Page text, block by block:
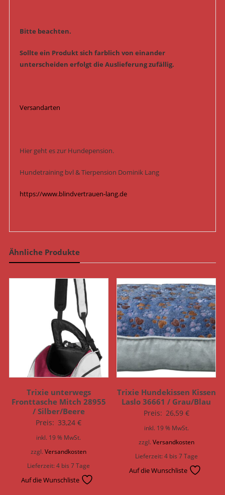
Bitte beachten.
Sollte ein Produkt sich farblich von einander
unterscheiden erfolgt die Auslieferung zufällig.
Versandarten
Hier geht es zur Hundepension.
Hundetraining bvl & Tierpension Dominik Lang
https://www.blindvertrauen-lang.de
Ähnliche Produkte
Trixie unterwegs
Fronttasche Mitch 28955
/ Silber/Beere
Preis: 33,24€
inkl. 19 % MwSt.
zzgl.Versandkosten
Lieferzeit:4 bis 7 Tage
Auf die Wunschliste
Trixie Hundekissen Kissen
Laslo 36661 / Grau/Blau
Preis: 26,59 €
inkl. 19 % MwSt.
zzgl. Versandkosten
Lieferzeit:4 bis 7 Tage
Auf die Wunschliste